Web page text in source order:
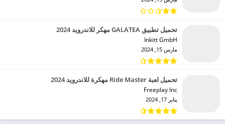
تحميل تطبيق GALATEA مهكر للاندرويد 2024
Inkitt GmbH‏
مارس 15, 2024
تحميل لعبة Ride Master مهكرة للاندرويد 2024
Freeplay Inc‏
يناير 17, 2024